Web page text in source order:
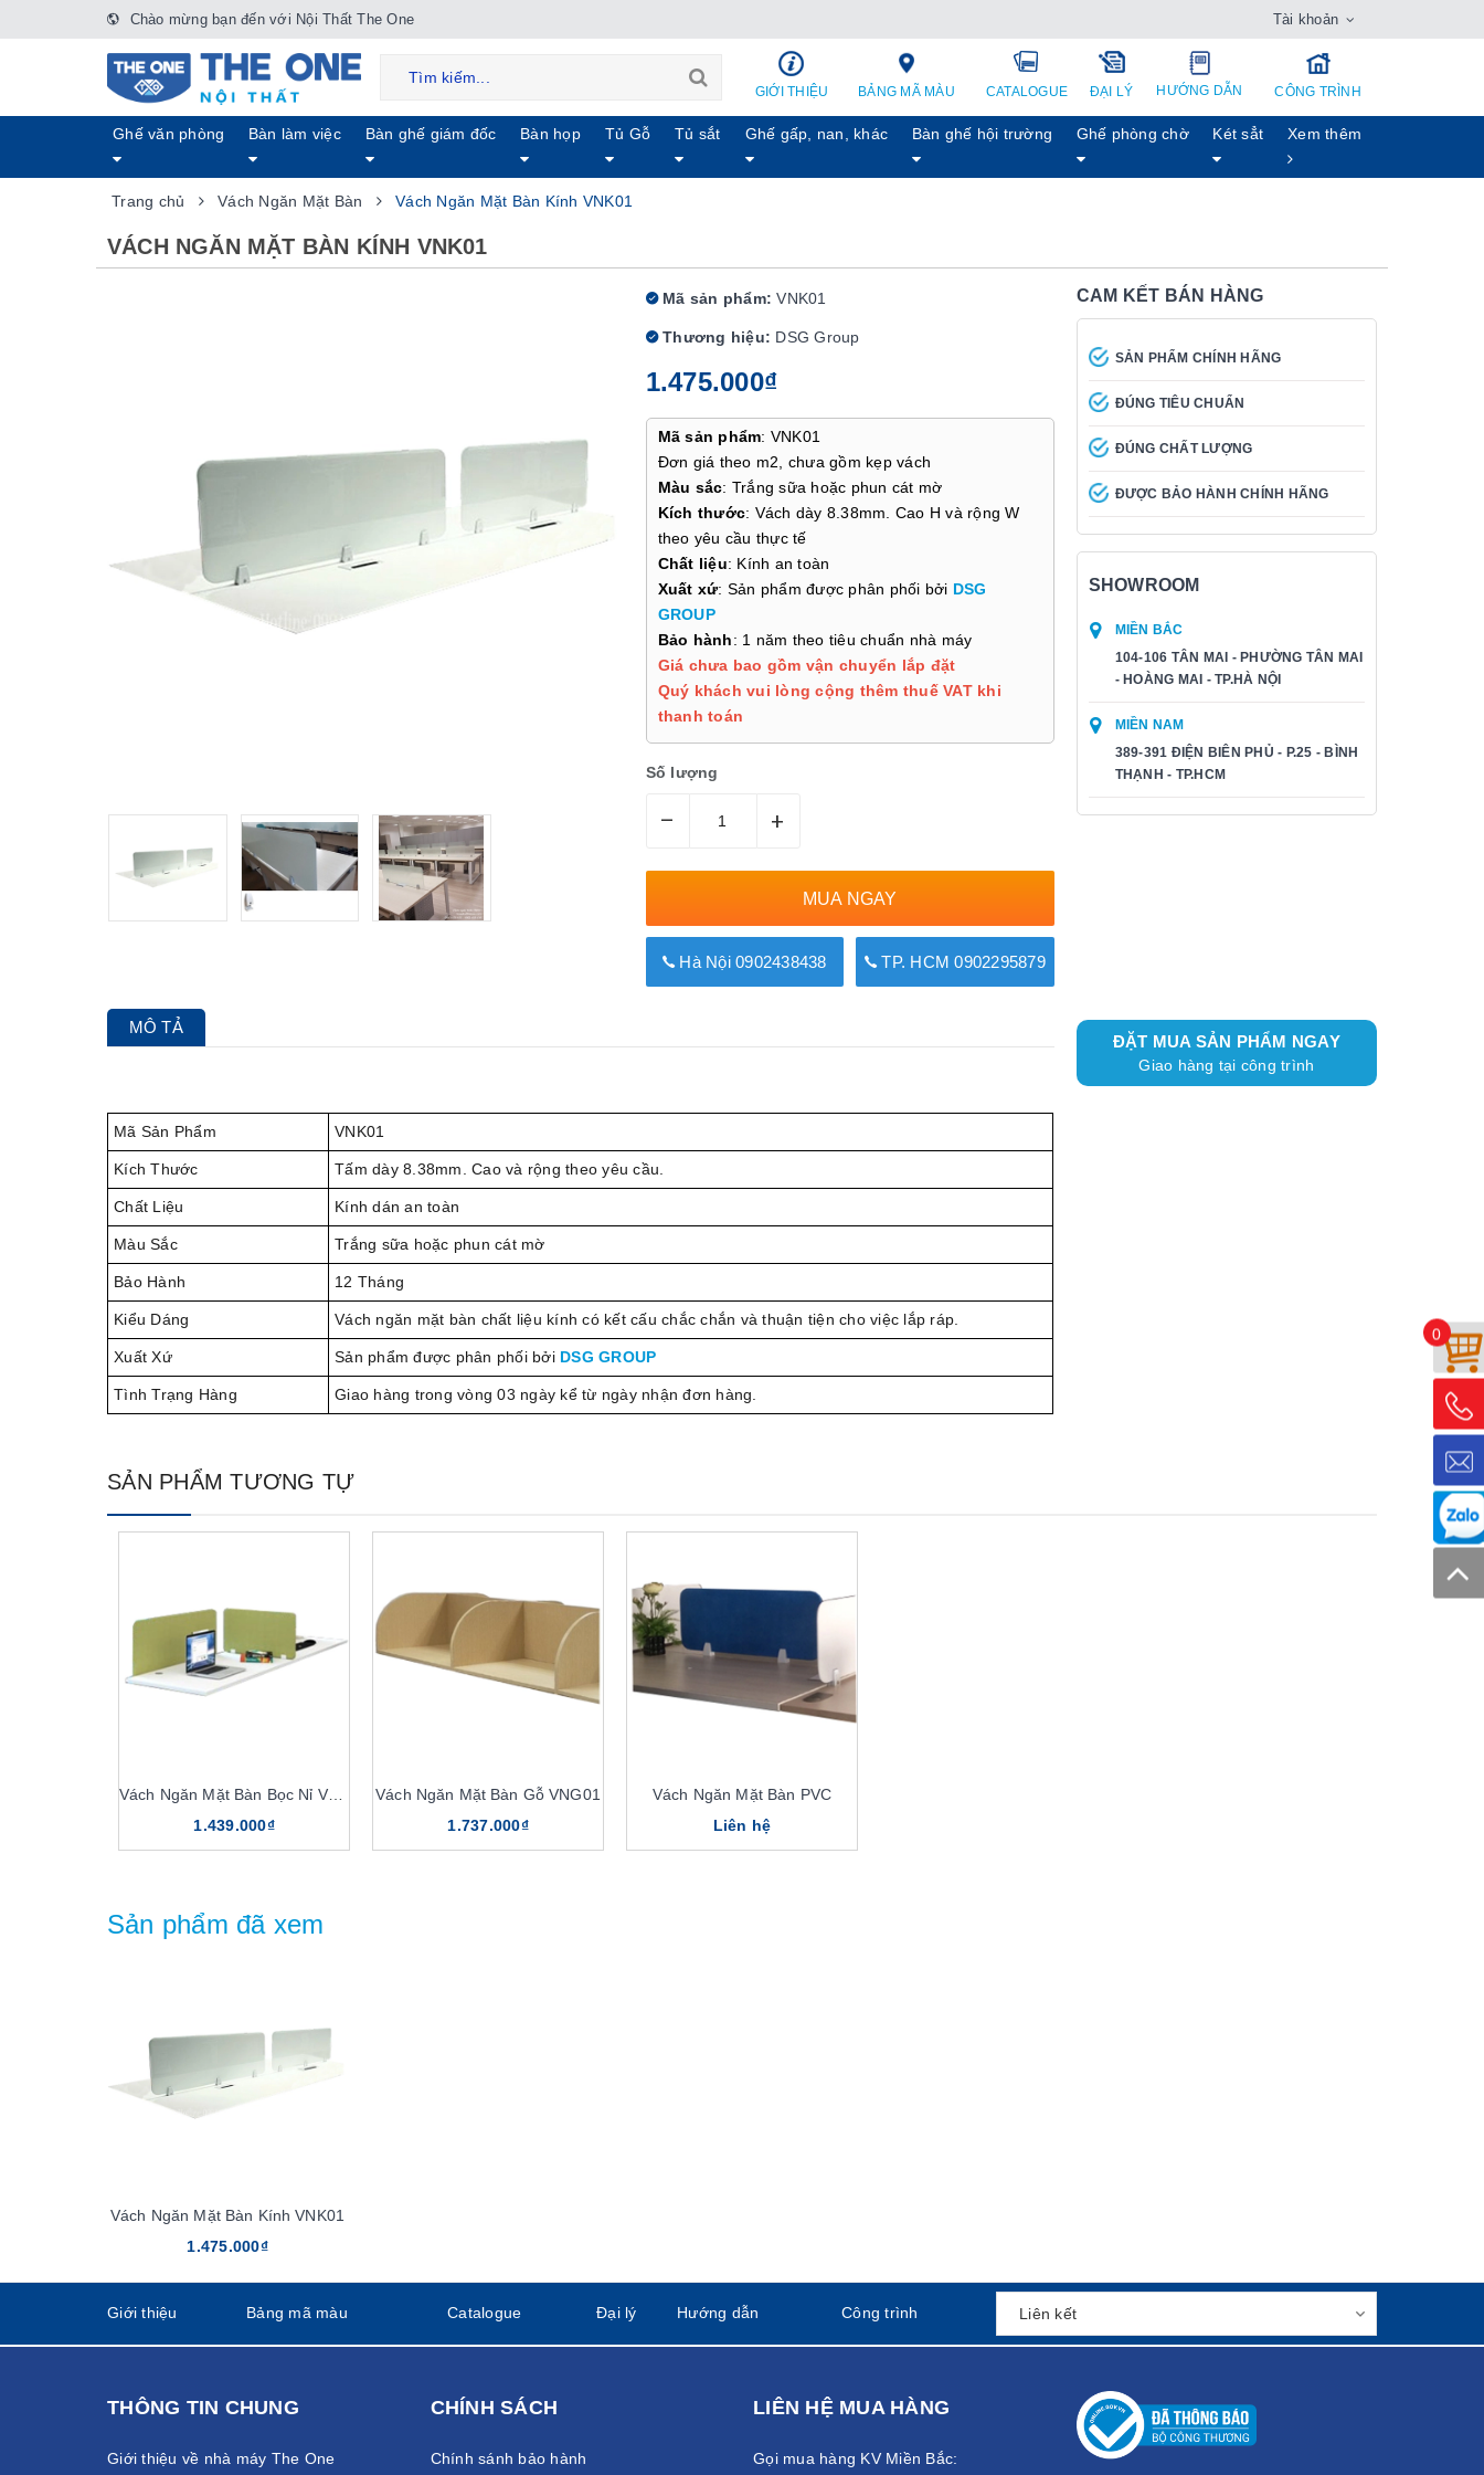
Chào mừng bạn đến với Nội Thất The One Tài khoản
GIỚI THIỆU BẢNG MÃ MÀU CATALOGUE ĐẠI LÝ HƯỚNG DẪN CÔNG TRÌNH
Ghế văn phòng Bàn làm việc Bàn ghế giám đốc Bàn họp Tủ Gỗ Tủ sắt Ghế gấp, nan, khác Bàn ghế hội trường Ghế phòng chờ Két sẳt Xem thêm
Trang chủ Vách Ngăn Mặt Bàn Vách Ngăn Mặt Bàn Kính VNK01
VÁCH NGĂN MẶT BÀN KÍNH VNK01
Mã sản phẩm: VNK01
Thương hiệu: DSG Group
1.475.000₫
Mã sản phẩm: VNK01
Đơn giá theo m2, chưa gồm kẹp vách
Màu sắc: Trắng sữa hoặc phun cát mờ
Kích thước: Vách dày 8.38mm. Cao H và rộng W
theo yêu cầu thực tế
Chất liệu: Kính an toàn
Xuất xứ: Sản phẩm được phân phối bởi DSG
GROUP
Bảo hành: 1 năm theo tiêu chuẩn nhà máy
Giá chưa bao gồm vận chuyển lắp đặt
Quý khách vui lòng cộng thêm thuế VAT khi
thanh toán
Số lượng
– +
MUA NGAY
Hà Nội 0902438438 TP. HCM 0902295879
CAM KẾT BÁN HÀNG
SẢN PHẨM CHÍNH HÃNG
ĐÚNG TIÊU CHUẨN
ĐÚNG CHẤT LƯỢNG
ĐƯỢC BẢO HÀNH CHÍNH HÃNG
SHOWROOM
MIỀN BẮC
104-106 TÂN MAI - PHƯỜNG TÂN MAI
- HOÀNG MAI - TP.HÀ NỘI
MIỀN NAM
389-391 ĐIỆN BIÊN PHỦ - P.25 - BÌNH
THẠNH - TP.HCM
MÔ TẢ
Mã Sản Phẩm VNK01
Kích Thước Tấm dày 8.38mm. Cao và rộng theo yêu cầu.
Chất Liệu Kính dán an toàn
Màu Sắc Trắng sữa hoặc phun cát mờ
Bảo Hành 12 Tháng
Kiểu Dáng Vách ngăn mặt bàn chất liệu kính có kết cấu chắc chắn và thuận tiện cho việc lắp ráp.
Xuất Xứ Sản phẩm được phân phối bởi DSG GROUP
Tình Trạng Hàng Giao hàng trong vòng 03 ngày kể từ ngày nhận đơn hàng.
ĐẶT MUA SẢN PHẨM NGAY
Giao hàng tại công trình
SẢN PHẨM TƯƠNG TỰ
Vách Ngăn Mặt Bàn Bọc Nỉ VNN01
1.439.000₫
Vách Ngăn Mặt Bàn Gỗ VNG01
1.737.000₫
Vách Ngăn Mặt Bàn PVC
Liên hệ
Sản phẩm đã xem
Vách Ngăn Mặt Bàn Kính VNK01
1.475.000₫
0
Giới thiệu Bảng mã màu Catalogue Đại lý Hướng dẫn Công trình
THÔNG TIN CHUNG
Giới thiệu về nhà máy The One
CHÍNH SÁCH
Chính sánh bảo hành
LIÊN HỆ MUA HÀNG
Gọi mua hàng KV Miền Bắc: